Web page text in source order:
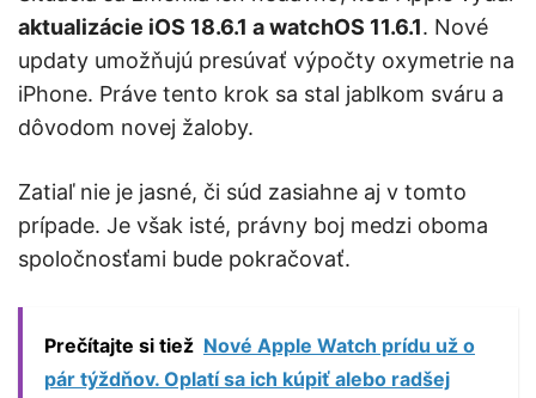
aktualizácie iOS 18.6.1 a watchOS 11.6.1. Nové
updaty umožňujú presúvať výpočty oxymetrie na
iPhone. Práve tento krok sa stal jablkom sváru a
dôvodom novej žaloby.
Zatiaľ nie je jasné, či súd zasiahne aj v tomto
prípade. Je však isté, právny boj medzi oboma
spoločnosťami bude pokračovať.
Prečítajte si tiež Nové Apple Watch prídu už o
pár týždňov. Oplatí sa ich kúpiť alebo radšej